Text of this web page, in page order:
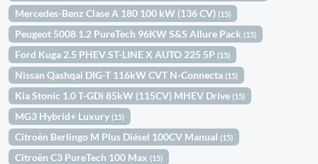
Mercedes-Benz Clase A 180 100 kW (136 CV)(15)
Peugeot 5008 1.2 PureTech 96KW S&S Allure Pack(15)
Ford Kuga 2.5 PHEV ST-LINE X AUTO 225 5P(15)
Nissan Qashqai DIG-T 116kW CVT N-Connecta(15)
Kia Stonic 1.0 T-GDi 85kW (115CV) MHEV Drive(15)
MG3 Hybrid+ Luxury(15)
Citroën Berlingo M Plus Diésel 100CV Manual(15)
Citroën C3 PureTech 100 Max(15)